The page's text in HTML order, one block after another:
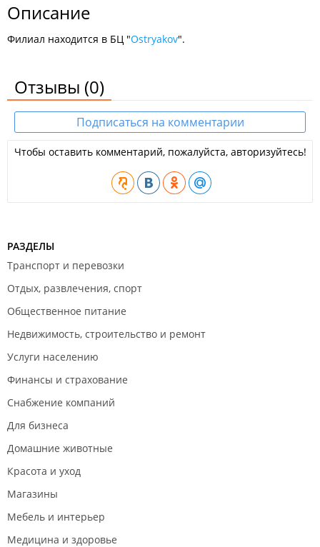
Описание
Филиал находится в БЦ "Ostryakov".
Отзывы (0)
Подписаться на комментарии
Чтобы оставить комментарий, пожалуйста, авторизуйтесь!
РАЗДЕЛЫ
Транспорт и перевозки
Отдых, развлечения, спорт
Общественное питание
Недвижимость, строительство и ремонт
Услуги населению
Финансы и страхование
Снабжение компаний
Для бизнеса
Домашние животные
Красота и уход
Магазины
Мебель и интерьер
Медицина и здоровье